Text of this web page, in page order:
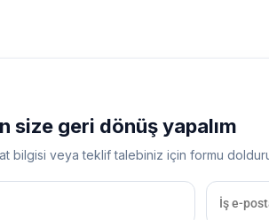
size geri dönüş yapalım
bilgisi veya teklif talebiniz için formu